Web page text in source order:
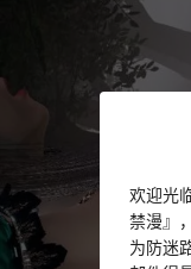
欢迎光
禁漫』
为防迷